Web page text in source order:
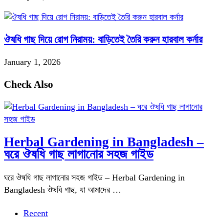
ঔষধি গাছ দিয়ে রোগ নিরাময়: বাড়িতেই তৈরি করুন হারবাল কর্নার
January 1, 2026
Check Also
Herbal Gardening in Bangladesh –
ঘরে ঔষধি গাছ লাগানোর সহজ গাইড
ঘরে ঔষধি গাছ লাগানোর সহজ গাইড – Herbal Gardening in
Bangladesh ঔষধি গাছ, যা আমাদের …
Recent